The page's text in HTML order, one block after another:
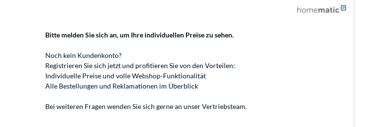
Bitte melden Sie sich an, um Ihre individuellen Preise zu sehen.
Noch kein Kundenkonto?
Registrieren Sie sich jetzt und profitieren Sie von den Vorteilen:
Individuelle Preise und volle Webshop-Funktionalität
Alle Bestellungen und Reklamationen im Überblick
Bei weiteren Fragen wenden Sie sich gerne an unserVertriebsteam.